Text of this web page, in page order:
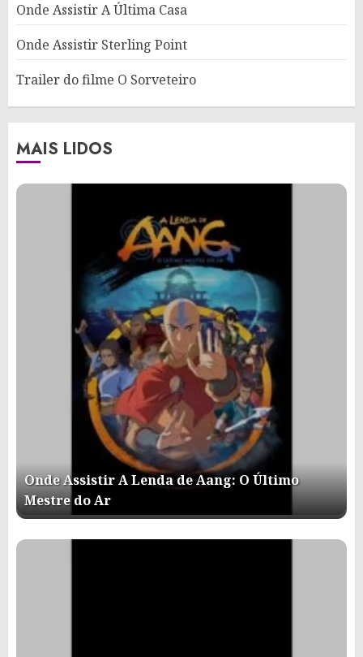
Onde Assistir A Última Casa
Onde Assistir Sterling Point
Trailer do filme O Sorveteiro
MAIS LIDOS
Onde Assistir A Lenda de Aang: O Último
Mestre do Ar